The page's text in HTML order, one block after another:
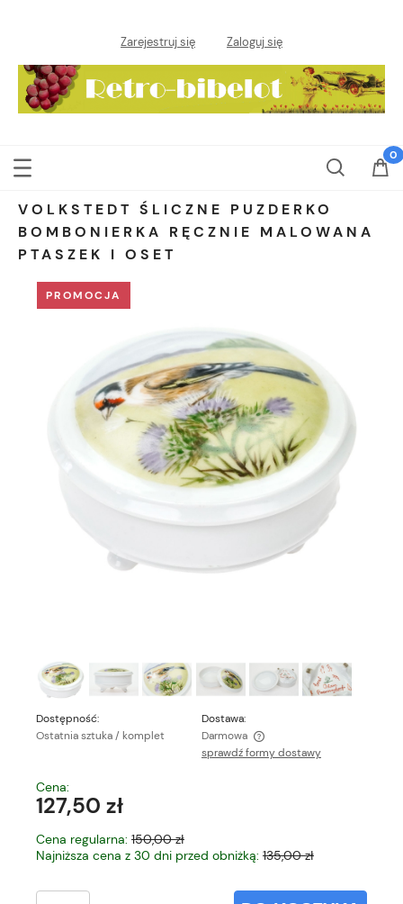
Zarejestruj się Zaloguj się
VOLKSTEDT ŚLICZNE PUZDERKO
BOMBONIERKA RĘCZNIE MALOWANA
PTASZEK I OSET
PROMOCJA
Dostępność:
Ostatnia sztuka / komplet
Dostawa:
Darmowa
Cena nie zawiera ewentualnych kosztów płatności
sprawdź formy dostawy
Cena:
127,50 zł
Cena regularna: 150,00 zł
Najniższa cena z 30 dni przed obniżką: 135,00 zł